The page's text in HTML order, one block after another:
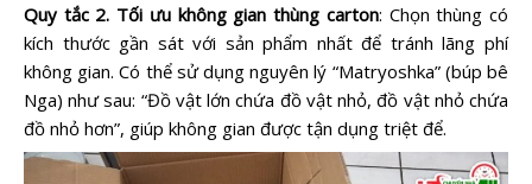
Quy tắc 2. Tối ưu không gian thùng carton: Chọn thùng có
kích thước gần sát với sản phẩm nhất để tránh lãng phí
không gian. Có thể sử dụng nguyên lý “Matryoshka” (búp bê
Nga) như sau: “Đồ vật lớn chứa đồ vật nhỏ, đồ vật nhỏ chứa
đồ nhỏ hơn”, giúp không gian được tận dụng triệt để.